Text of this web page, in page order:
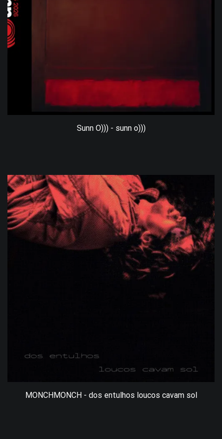
Sunn O))) - sunn o)))
MONCHMONCH - dos entulhos loucos cavam sol